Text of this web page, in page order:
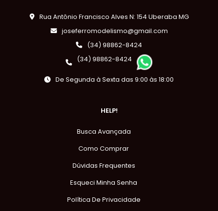
Rua Antônio Francisco Alves N: 154 Uberaba MG
joseferromodelismo@gmail.com
(34) 98862-8424
(34) 98862-8424
De Segunda à Sexta das 9:00 às 18:00
HELP!
Busca Avançada
Como Comprar
Dúvidas Frequentes
Esqueci Minha Senha
Política De Privacidade